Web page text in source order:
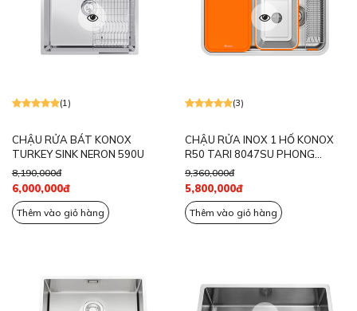
(1)
CHẬU RỬA BÁT KONOX
TURKEY SINK NERON 590U
8,190,000đ
6,000,000đ
Thêm vào giỏ hàng
(3)
CHẬU RỬA INOX 1 HỐ KONOX
R50 TARI 8047SU PHONG
CÁCH NHẬT
9,360,000đ
5,800,000đ
Thêm vào giỏ hàng